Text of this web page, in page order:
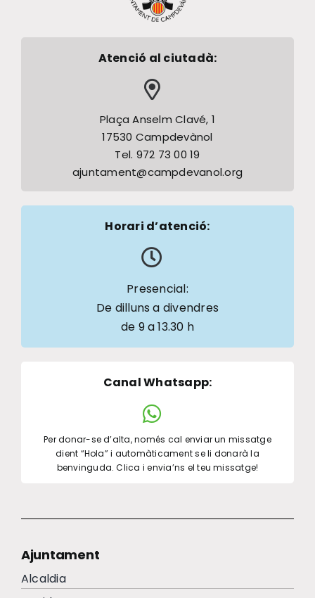
Atenció al ciutadà:
Plaça Anselm Clavé, 1
17530 Campdevànol
Tel. 972 73 00 19
ajuntament@campdevanol.org
Horari d’atenció:
Presencial:
De dilluns a divendres
de 9 a 13.30 h
Canal Whatsapp:
Per donar-se d’alta, només cal enviar un missatge
dient “Hola” i automàticament se li donarà la
benvinguda. Clica i envia’ns el teu missatge!
Ajuntament
Alcaldia